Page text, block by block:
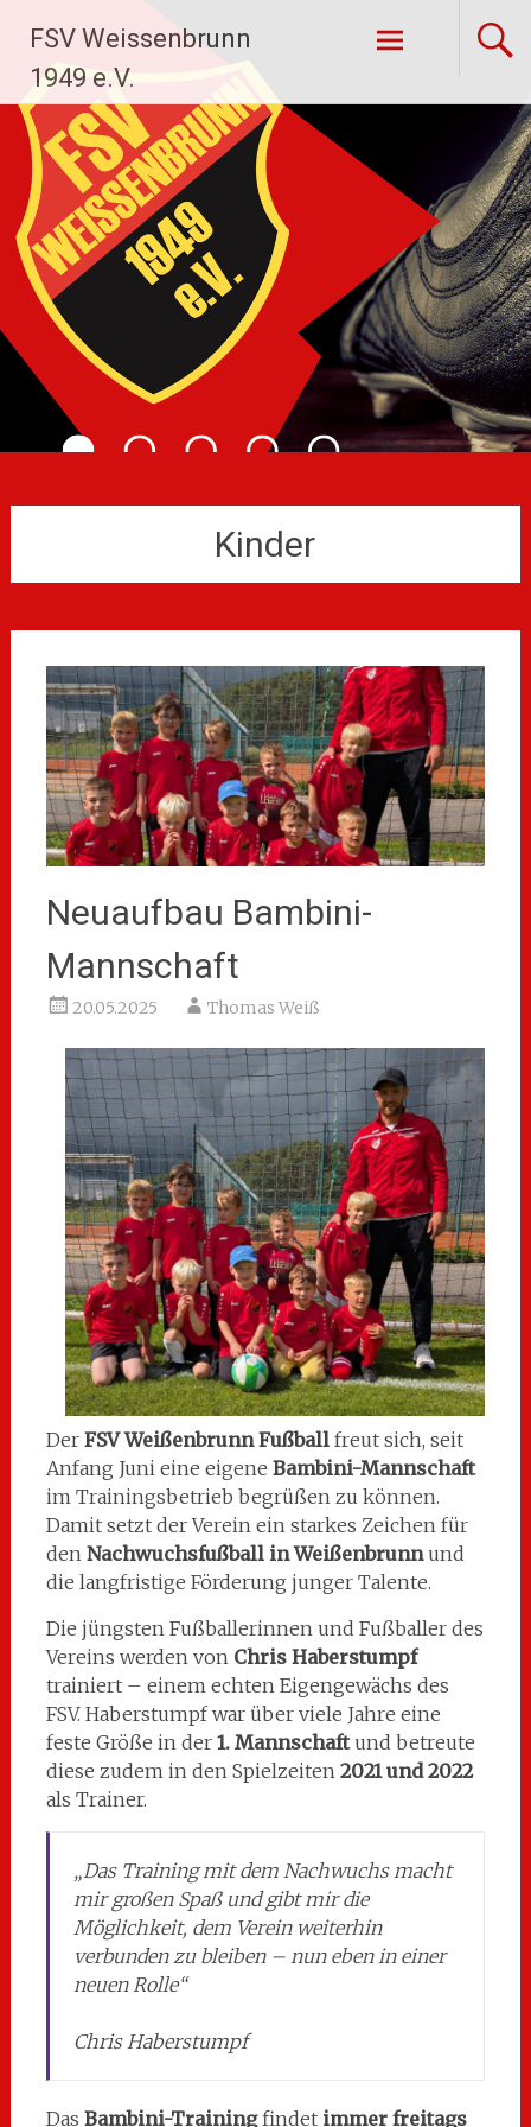
Inhalt
springen
FSV Weissenbrunn
1949 e.V.
Kinder
Neuaufbau Bambini-
Mannschaft
20.05.2025 Thomas Weiß
Der FSV Weißenbrunn Fußballfreut sich, seit
Anfang Juni eine eigene Bambini-Mannschaft
im Trainingsbetrieb begrüßen zu können.
Damit setzt der Verein ein starkes Zeichen für
den Nachwuchsfußball in Weißenbrunnund
die langfristige Förderung junger Talente.
Die jüngsten Fußballerinnen und Fußballer des
Vereins werden von Chris Haberstumpf
trainiert – einem echten Eigengewächs des
FSV. Haberstumpf war über viele Jahre eine
feste Größe in der 1. Mannschaftund betreute
diese zudem in den Spielzeiten 2021 und 2022
als Trainer.
„Das Training mit dem Nachwuchs macht
mir großen Spaß und gibt mir die
Möglichkeit, dem Verein weiterhin
verbunden zu bleiben – nun eben in einer
neuen Rolle“
Chris Haberstumpf
Das Bambini-Trainingfindet immer freitags